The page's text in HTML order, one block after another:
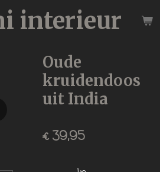
interieur
Oude
kruidendoos
uit India
€ 39,95